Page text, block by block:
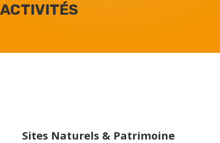
ACTIVITÉS
Sites Naturels & Patrimoine